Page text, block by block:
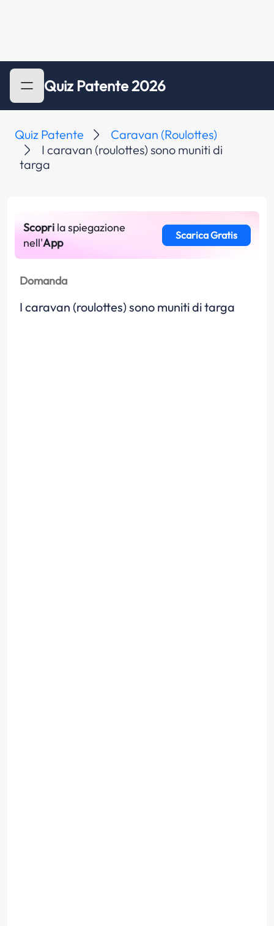
Quiz Patente 2026
Quiz Patente
Caravan (Roulottes)
I caravan (roulottes) sono muniti di
targa
Scopri la spiegazione
nell'App
Scarica Gratis
Domanda
I caravan (roulottes) sono muniti di targa